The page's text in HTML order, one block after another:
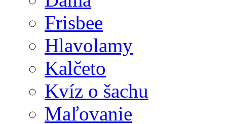
Frisbee
Hlavolamy
Kalčeto
Kvíz o šachu
Maľovanie